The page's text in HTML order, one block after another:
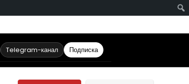
Telegram-канал Подписка